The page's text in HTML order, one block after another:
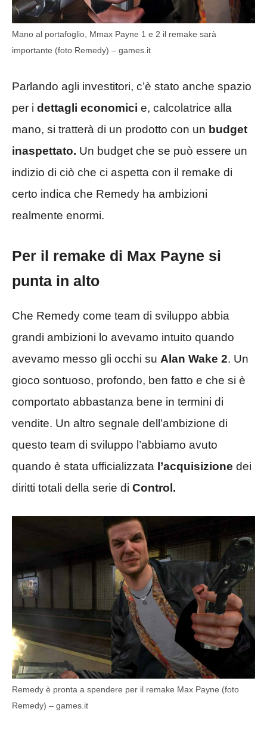
Mano al portafoglio, Mmax Payne 1 e 2 il remake sarà
importante (foto Remedy) – games.it
Parlando agli investitori, c’è stato anche spazio
per i dettagli economici e, calcolatrice alla
mano, si tratterà di un prodotto con un budget
inaspettato. Un budget che se può essere un
indizio di ciò che ci aspetta con il remake di
certo indica che Remedy ha ambizioni
realmente enormi.
Per il remake di Max Payne si
punta in alto
Che Remedy come team di sviluppo abbia
grandi ambizioni lo avevamo intuito quando
avevamo messo gli occhi su Alan Wake 2. Un
gioco sontuoso, profondo, ben fatto e che si è
comportato abbastanza bene in termini di
vendite. Un altro segnale dell’ambizione di
questo team di sviluppo l’abbiamo avuto
quando è stata ufficializzata l’acquisizione dei
diritti totali della serie di Control.
Remedy è pronta a spendere per il remake Max Payne (foto
Remedy) – games.it